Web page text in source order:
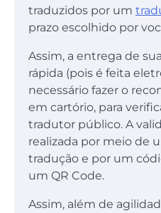
traduzidos por um
prazo escolhido por
Assim, a entrega de
rápida (pois é feita
necessário fazer o
em cartório, para
tradutor público. A
realizada por meio de
tradução e por um
um QR Code.
Assim, além de